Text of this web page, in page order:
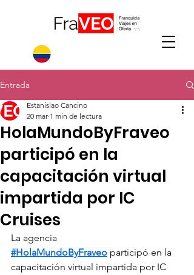
Entrada
HolaMundoByFraveo
participó en la
capacitación virtual
impartida por IC
Cruises
Estanislao Cancino
20 mar 1 min de lectura
La agencia
#HolaMundoByFraveo participó en la
capacitación virtual impartida por IC